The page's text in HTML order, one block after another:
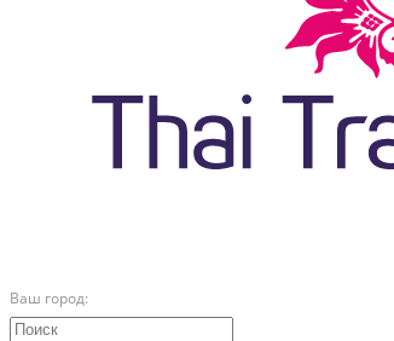
Ваш город: